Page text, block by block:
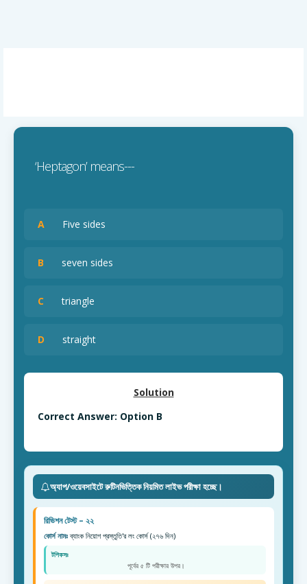
‘Heptagon’ means---
A Five sides
B seven sides
C triangle
D straight
Solution
Correct Answer: Option B
অ্যাপ/ওয়েবসাইটে রুটিনভিত্তিক নিয়মিত লাইভ পরীক্ষা হচ্ছে।
রিভিশন টেস্ট – ২২
কোর্স নামঃব্যাংক নিয়োগ প্রস্তুতি'র লং কোর্স (২৭৬ দিন)
টপিকসঃ
পূর্বের ৫ টি পরীক্ষার উপর।